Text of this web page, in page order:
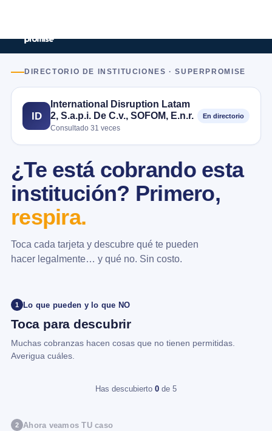
DIRECTORIO DE INSTITUCIONES · SUPERPROMISE
ID
International Disruption Latam
2, S.a.p.i. De C.v., SOFOM, E.n.r.
Consultado 31 veces
En directorio
¿Te está cobrando esta
institución? Primero,
respira.
Toca cada tarjeta y descubre qué te pueden
hacer legalmente… y qué no. Sin costo.
1 Lo que pueden y lo que NO
Toca para descubrir
Muchas cobranzas hacen cosas que no tienen permitidas.
Averigua cuáles.
Has descubierto 0 de 5
2 Ahora veamos TU caso